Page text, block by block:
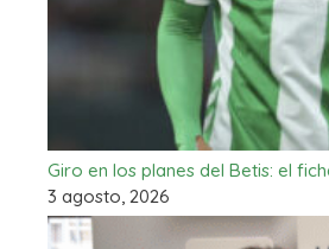
Giro en los planes del Betis: el
3 agosto, 2026